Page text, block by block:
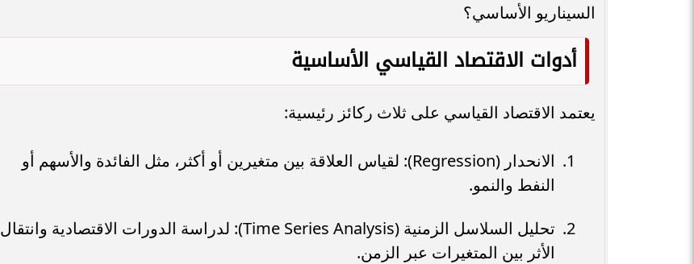
السيناريو الأساسي؟
أدوات الاقتصاد القياسي الأساسية
يعتمد الاقتصاد القياسي على ثلاث ركائز رئيسية:
الانحدار (Regression): لقياس العلاقة بين متغيرين أو أكثر، مثل الفائدة والأسهم أو
النفط والنمو.
تحليل السلاسل الزمنية (Time Series Analysis): لدراسة الدورات الاقتصادية وانتقال
الأثر بين المتغيرات عبر الزمن.